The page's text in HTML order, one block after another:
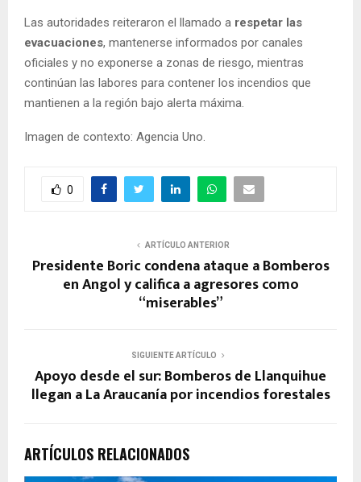
Las autoridades reiteraron el llamado a respetar las
evacuaciones, mantenerse informados por canales
oficiales y no exponerse a zonas de riesgo, mientras
continúan las labores para contener los incendios que
mantienen a la región bajo alerta máxima.
Imagen de contexto: Agencia Uno.
0
ARTÍCULO ANTERIOR
Presidente Boric condena ataque a Bomberos
en Angol y califica a agresores como
“miserables”
SIGUIENTE ARTÍCULO
Apoyo desde el sur: Bomberos de Llanquihue
llegan a La Araucanía por incendios forestales
ARTÍCULOS RELACIONADOS